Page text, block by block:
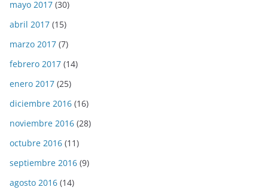
mayo 2017 (30)
abril 2017 (15)
marzo 2017 (7)
febrero 2017 (14)
enero 2017 (25)
diciembre 2016 (16)
noviembre 2016 (28)
octubre 2016 (11)
septiembre 2016 (9)
agosto 2016 (14)